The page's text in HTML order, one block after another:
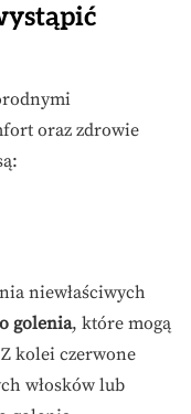
oraz zdrowie
niewłaściwych
golenia, które mogą
kolei czerwone
włosków lub